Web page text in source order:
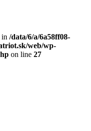
in /data/6/a/6a58ff08-
web/wp-
on line 27